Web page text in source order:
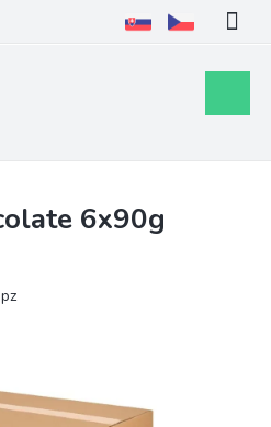
košík
6x90g